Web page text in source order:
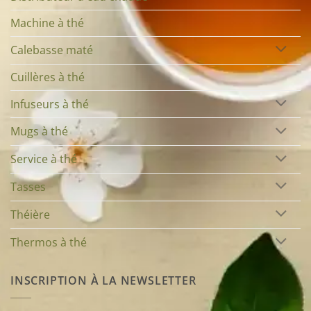
Machine à thé
Calebasse maté
Cuillères à thé
Infuseurs à thé
Mugs à thé
Service à thé
Tasses
Théière
Thermos à thé
INSCRIPTION À LA NEWSLETTER